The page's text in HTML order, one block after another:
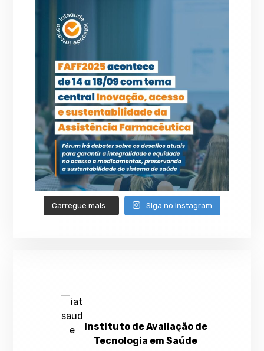
Carregue mais… Siga no Instagram
Instituto de Avaliação de
Tecnologia em Saúde